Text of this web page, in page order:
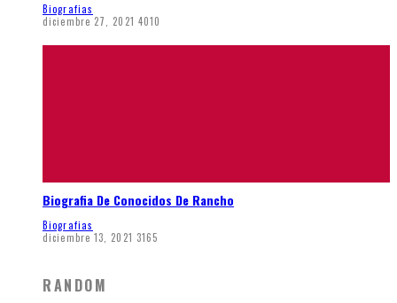
Biografias
diciembre 27, 2021 4010
Biografia De Conocidos De Rancho
Biografias
diciembre 13, 2021 3165
RANDOM